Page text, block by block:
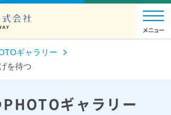
ギャラリー
を待つ
ギャラリー